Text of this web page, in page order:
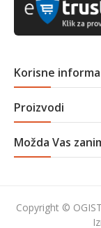
Korisne
Proizvodi
Možda Vas
Copyright ©